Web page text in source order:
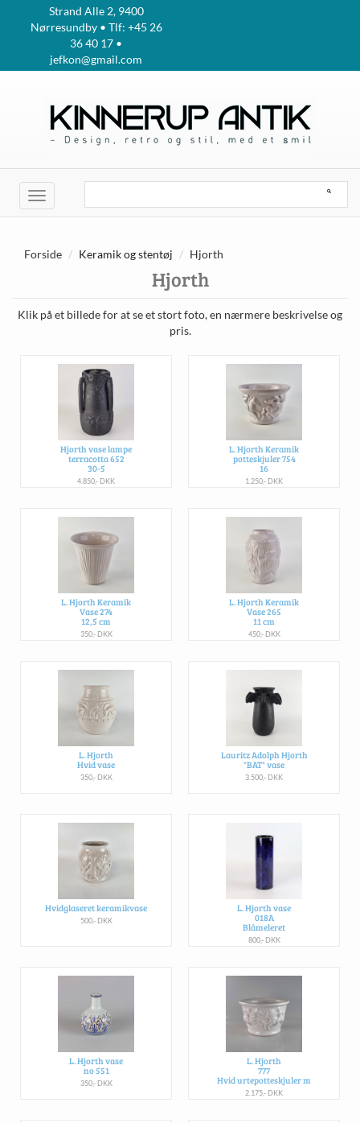
Strand Alle 2, 9400
Nørresundby • Tlf: +45 26
36 40 17 •
jefkon@gmail.com
Toggle
navigation
Forside Keramik og stentøj Hjorth
Hjorth
Klik på et billede for at se et stort foto, en nærmere beskrivelse og
pris.
Hjorth vase lampe
terracotta 652
30-5
4.850,- DKK
L. Hjorth Keramik
potteskjuler 754
16
1.250,- DKK
L. Hjorth Keramik
Vase 274
12,5 cm
350,- DKK
L. Hjorth Keramik
Vase 265
11 cm
450,- DKK
L. Hjorth
Hvid vase
350,- DKK
Lauritz Adolph Hjorth
"BAT" vase
3.500,- DKK
Hvidglaseret keramikvase
500,- DKK
L. Hjorth vase
018A
Blåmeleret
800,- DKK
L. Hjorth vase
no 551
350,- DKK
L. Hjorth
777
Hvid urtepotteskjuler m
2.175,- DKK